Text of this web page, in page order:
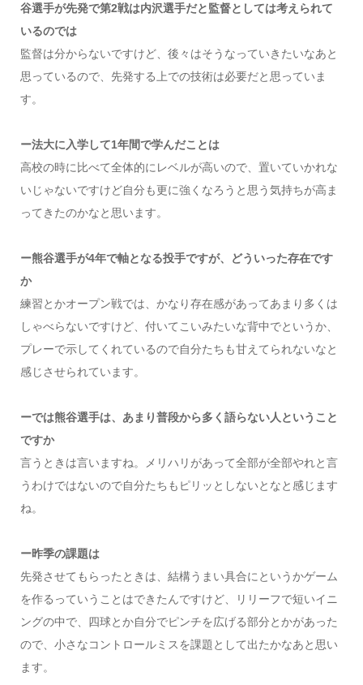
谷選手が先発で第2戦は内沢選手だと監督としては考えられて
いるのでは
監督は分からないですけど、後々はそうなっていきたいなあと
思っているので、先発する上での技術は必要だと思っていま
す。
ー法大に入学して1年間で学んだことは
高校の時に比べて全体的にレベルが高いので、置いていかれな
いじゃないですけど自分も更に強くなろうと思う気持ちが高ま
ってきたのかなと思います。
ー熊谷選手が4年で軸となる投手ですが、どういった存在です
か
練習とかオープン戦では、かなり存在感があってあまり多くは
しゃべらないですけど、付いてこいみたいな背中でというか、
プレーで示してくれているので自分たちも甘えてられないなと
感じさせられています。
ーでは熊谷選手は、あまり普段から多く語らない人ということ
ですか
言うときは言いますね。メリハリがあって全部が全部やれと言
うわけではないので自分たちもピリッとしないとなと感じます
ね。
ー昨季の課題は
先発させてもらったときは、結構うまい具合にというかゲーム
を作るっていうことはできたんですけど、リリーフで短いイニ
ングの中で、四球とか自分でピンチを広げる部分とかがあった
ので、小さなコントロールミスを課題として出たかなあと思い
ます。